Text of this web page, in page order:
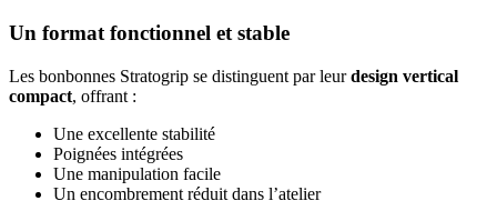
Un format fonctionnel et stable
Les bonbonnes Stratogrip se distinguent par leurdesign vertical
compact, offrant :
Une excellente stabilité
Poignées intégrées
Une manipulation facile
Un encombrement réduit dans l’atelier